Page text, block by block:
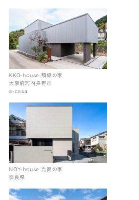
KKO-house 額縁の家
大阪府河内長野市
a-casa
NOY-house 光筒の家
奈良県